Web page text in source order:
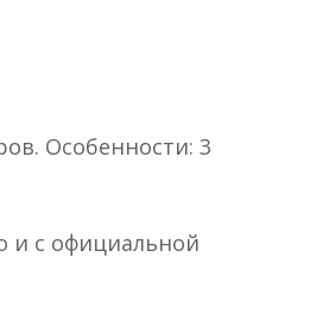
Особенности: 3
и с официальной